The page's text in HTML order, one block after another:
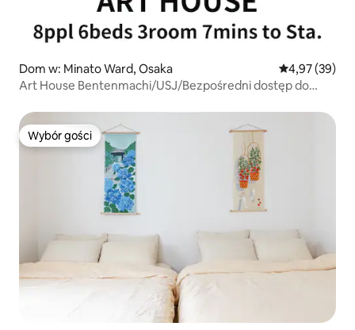
Dom w: Minato Ward, Osaka Średnia
4,97 (39)
Art House Bentenmachi/USJ/Bezpośredni dostęp do
Wybór gości
Wybór gości